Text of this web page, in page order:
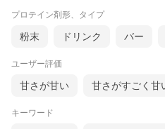
プロテイン剤形、タイプ
粉末 ドリンク バー
ユーザー評価
甘さが甘い 甘さがすごく甘
キーワード